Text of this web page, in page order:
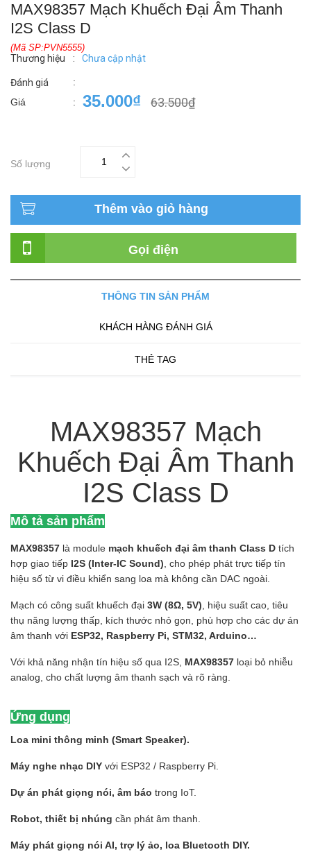
MAX98357 Mạch Khuếch Đại Âm Thanh
I2S Class D
(Mã SP:PVN5555)
Thương hiệu : Chưa cập nhật
Đánh giá
:
Giá
: 35.000₫ 63.500₫
Số lượng
Thêm vào giỏ hàng
Gọi điện
THÔNG TIN SẢN PHẨM
KHÁCH HÀNG ĐÁNH GIÁ
THẺ TAG
MAX98357 Mạch
Khuếch Đại Âm Thanh
I2S Class D
Mô tả sản phẩm
MAX98357 là module mạch khuếch đại âm thanh Class D tích
hợp giao tiếp I2S (Inter-IC Sound) , cho phép phát trực tiếp tín
hiệu số từ vi điều khiển sang loa mà không cần DAC ngoài.
Mạch có công suất khuếch đại 3W (8Ω, 5V) , hiệu suất cao, tiêu
thụ năng lượng thấp, kích thước nhỏ gọn, phù hợp cho các dự án
âm thanh với ESP32, Raspberry Pi, STM32, Arduino…
Với khả năng nhận tín hiệu số qua I2S, MAX98357 loại bỏ nhiễu
analog, cho chất lượng âm thanh sạch và rõ ràng.
Ứng dụng
Loa mini thông minh (Smart Speaker).
Máy nghe nhạc DIY với ESP32 / Raspberry Pi.
Dự án phát giọng nói, âm báo trong IoT.
Robot, thiết bị nhúng cần phát âm thanh.
Máy phát giọng nói AI, trợ lý ảo, loa Bluetooth DIY.